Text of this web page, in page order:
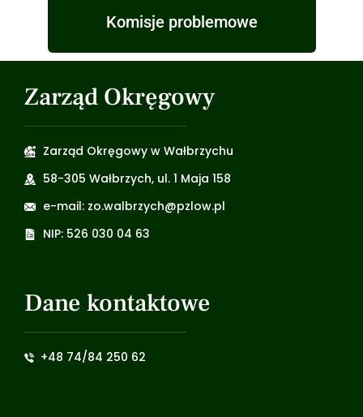
Komisje problemowe
Zarząd Okręgowy
Zarząd Okręgowy w Wałbrzychu
58-305 Wałbrzych, ul. 1 Maja 158
e-mail: zo.walbrzych@pzlow.pl
NIP: 526 030 04 63
Dane kontaktowe
+48 74/84 250 62